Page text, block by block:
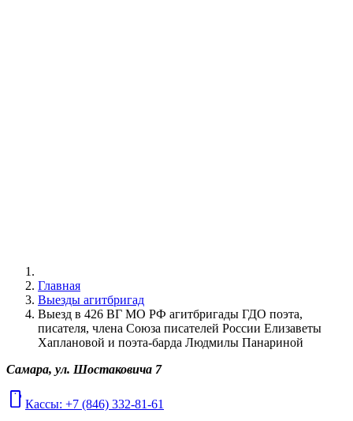
Главная
Выезды агитбригад
Выезд в 426 ВГ МО РФ агитбригады ГДО поэта,
писателя, члена Союза писателей России Елизаветы
Хаплановой и поэта-барда Людмилы Панариной
Самара, ул. Шостаковича 7
mobile Кассы: +7 (846) 332-81-61